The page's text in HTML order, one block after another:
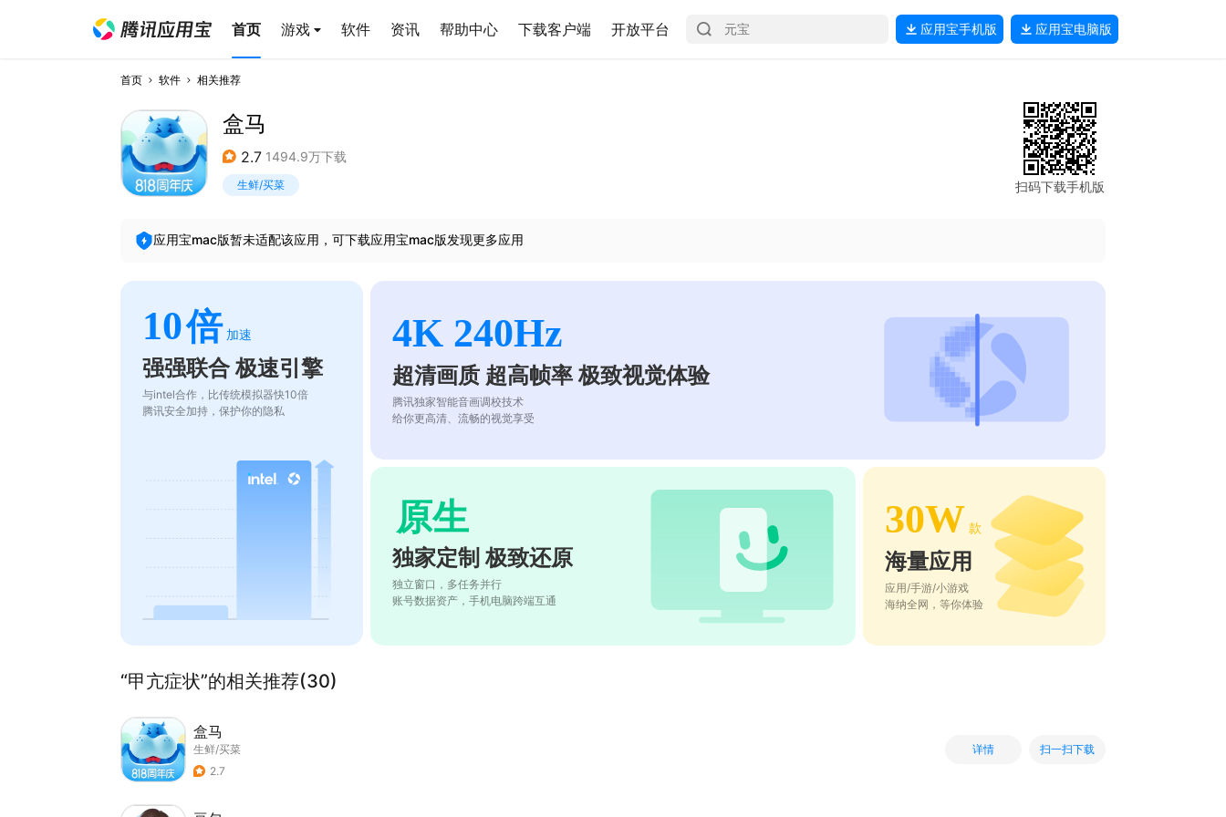
首页 游戏 软件 资讯 帮助中心 下载客户端 开放平台 应用宝手机版 应用宝电脑版
首页 软件 相关推荐
盒马
2.7 1494.9万下载
生鲜/买菜 扫码下载手机版
应用宝mac版暂未适配该应用，可下载应用宝mac版发现更多应用
10倍 加速
强强联合 极速引擎
与intel合作，比传统模拟器快10倍
腾讯安全加持，保护你的隐私
4K 240Hz
超清画质 超高帧率 极致视觉体验
腾讯独家智能音画调校技术
给你更高清、流畅的视觉享受
原生
独家定制 极致还原
独立窗口，多任务并行
账号数据资产，手机电脑跨端互通
30W 款
海量应用
应用/手游/小游戏
海纳全网，等你体验
“甲亢症状”的相关推荐(30)
盒马
生鲜/买菜
2.7
详情 扫一扫下载